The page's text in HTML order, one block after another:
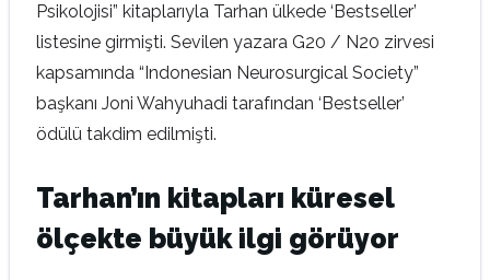
Psikolojisi” kitaplarıyla Tarhan ülkede ‘Bestseller’
listesine girmişti. Sevilen yazara G20 / N20 zirvesi
kapsamında “Indonesian Neurosurgical Society”
başkanı Joni Wahyuhadi tarafından ‘Bestseller’
ödülü takdim edilmişti.
Tarhan’ın kitapları küresel
ölçekte büyük ilgi görüyor